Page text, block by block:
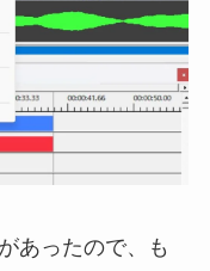
あったので、も